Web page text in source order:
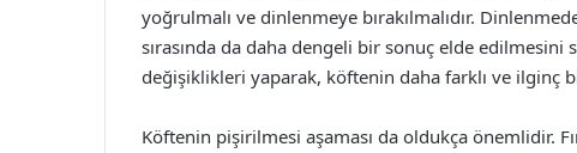
yoğrulmalı ve dinlenmeye bırakılmalıdır.
sırasında da daha dengeli bir sonuç elde
değişiklikleri yaparak, köftenin daha farklı ve ilginç
Köftenin pişirilmesi aşaması da oldukça önemlidir.